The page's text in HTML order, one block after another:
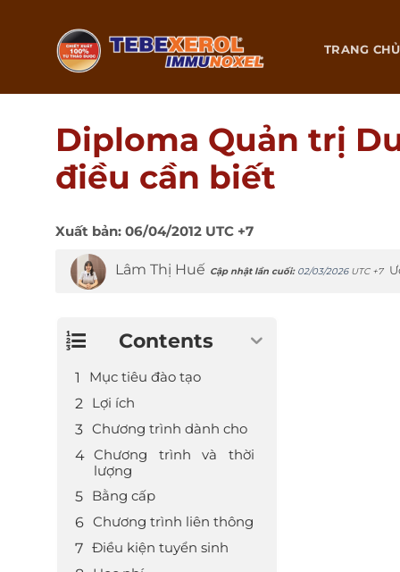
TRANG CHỦ
Diploma Quản trị
điều cần biết
Xuất bản: 06/04/2012 UTC +7
Lâm Thị Huế Cập nhật lần cuối: 02/03/2026UTC +7
Contents
Mục tiêu đào tạo
Lợi ích
Chương trình dành cho
Chương trình và thời
lượng
Bằng cấp
Chương trình liên thông
Điều kiện tuyển sinh